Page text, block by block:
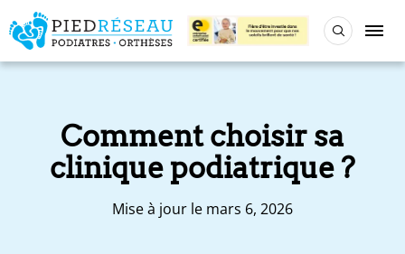
Comment choisir sa
clinique podiatrique ?
Mise à jour le mars 6, 2026